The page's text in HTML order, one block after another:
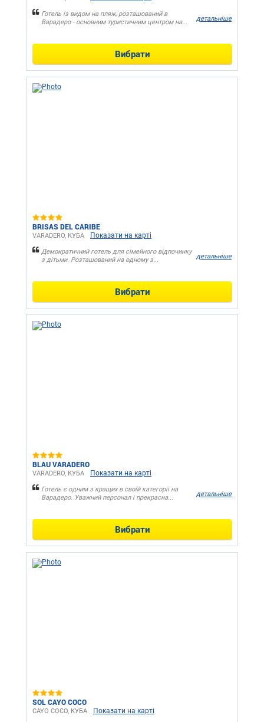
Готель із видом на пляж, розташований в
Варадеро - основним туристичним центром на...
детальніше
Вибрати
BRISAS DEL CARIBE
VARADERO, КУБА Показати на карті
Демократичний готель для сімейного відпочинку
з дітьми. Розташований на одному з...
детальніше
Вибрати
BLAU VARADERO
VARADERO, КУБА Показати на карті
Готель є одним з кращих в своїй категорії на
Варадеро. Уважний персонал і прекрасна...
детальніше
Вибрати
SOL CAYO COCO
CAYO COCO, КУБА Показати на карті